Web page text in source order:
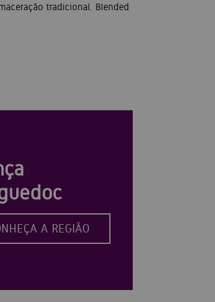
tradicional. Blended
A REGIÃO